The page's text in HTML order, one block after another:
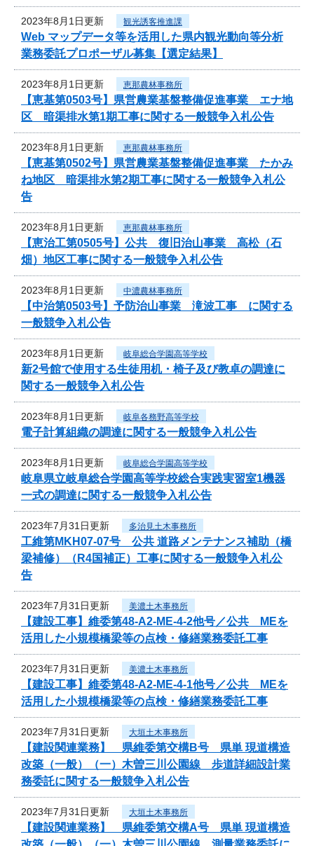
2023年8月1日更新 観光誘客推進課
Web マップデータ等を活用した県内観光動向等分析
業務委託プロポーザル募集【選定結果】
2023年8月1日更新 恵那農林事務所
【恵基第0503号】県営農業基盤整備促進事業 エナ地
区 暗渠排水第1期工事に関する一般競争入札公告
2023年8月1日更新 恵那農林事務所
【恵基第0502号】県営農業基盤整備促進事業 たかみ
ね地区 暗渠排水第2期工事に関する一般競争入札公
告
2023年8月1日更新 恵那農林事務所
【恵治工第0505号】公共 復旧治山事業 高松（石
畑）地区工事に関する一般競争入札公告
2023年8月1日更新 中濃農林事務所
【中治第0503号】予防治山事業 滝波工事 に関する
一般競争入札公告
2023年8月1日更新 岐阜総合学園高等学校
新2号館で使用する生徒用机・椅子及び教卓の調達に
関する一般競争入札公告
2023年8月1日更新 岐阜各務野高等学校
電子計算組織の調達に関する一般競争入札公告
2023年8月1日更新 岐阜総合学園高等学校
岐阜県立岐阜総合学園高等学校総合実践実習室1機器
一式の調達に関する一般競争入札公告
2023年7月31日更新 多治見土木事務所
工維第MKH07-07号 公共 道路メンテナンス補助（橋
梁補修）（R4国補正）工事に関する一般競争入札公
告
2023年7月31日更新 美濃土木事務所
【建設工事】維委第48-A2-ME-4-2他号／公共 MEを
活用した小規模橋梁等の点検・修繕業務委託工事
2023年7月31日更新 美濃土木事務所
【建設工事】維委第48-A2-ME-4-1他号／公共 MEを
活用した小規模橋梁等の点検・修繕業務委託工事
2023年7月31日更新 大垣土木事務所
【建設関連業務】 県維委第交構B号 県単 現道構造
改築（一般）（一）木曽三川公園線 歩道詳細設計業
務委託に関する一般競争入札公告
2023年7月31日更新 大垣土木事務所
【建設関連業務】 県維委第交構A号 県単 現道構造